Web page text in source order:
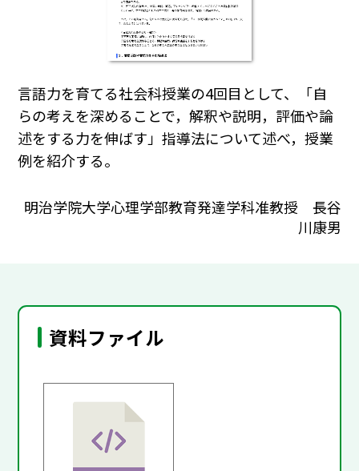
言語力を育てる社会科授業の4回目として、「自
らの考えを深めることで，解釈や説明，評価や論
述をする力を伸ばす」指導法について述べ，授業
例を紹介する。
明治学院大学心理学部教育発達学科准教授 長谷
川康男
資料ファイル